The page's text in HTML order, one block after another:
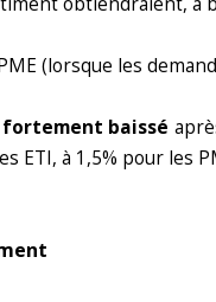
(lorsque les
baissé
ETI, à 1,5% pour les